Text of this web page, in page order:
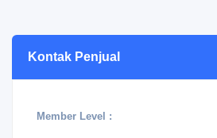
Kontak Penjual
Member Level :